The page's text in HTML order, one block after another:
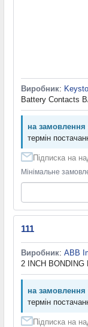
Виробник:
Battery Contacts
на замовлення
термін
Підписка на
Мінімальне
111
Виробник: ABB
2 INCH BONDING
на замовлення
термін
Підписка на